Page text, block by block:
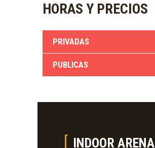
HORAS Y PRECIOS
PRIVADAS
PUBLICAS
INDOOR ARENA